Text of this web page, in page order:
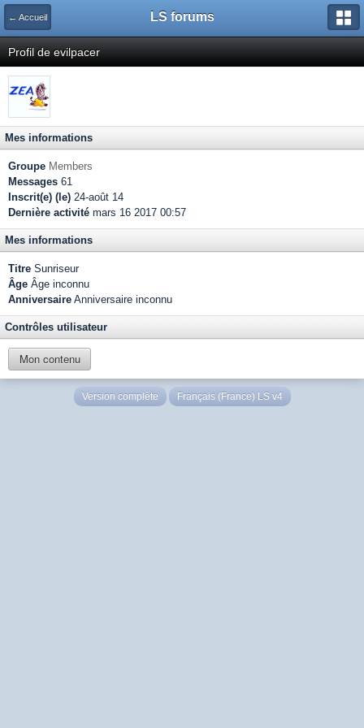
← Accueil LS forums
Profil de evilpacer
Mes informations
Groupe Members
Messages 61
Inscrit(e) (le) 24-août 14
Dernière activité mars 16 2017 00:57
Mes informations
Titre Sunriseur
Âge Âge inconnu
Anniversaire Anniversaire inconnu
Contrôles utilisateur
Mon contenu
Version complète Français (France) LS v4